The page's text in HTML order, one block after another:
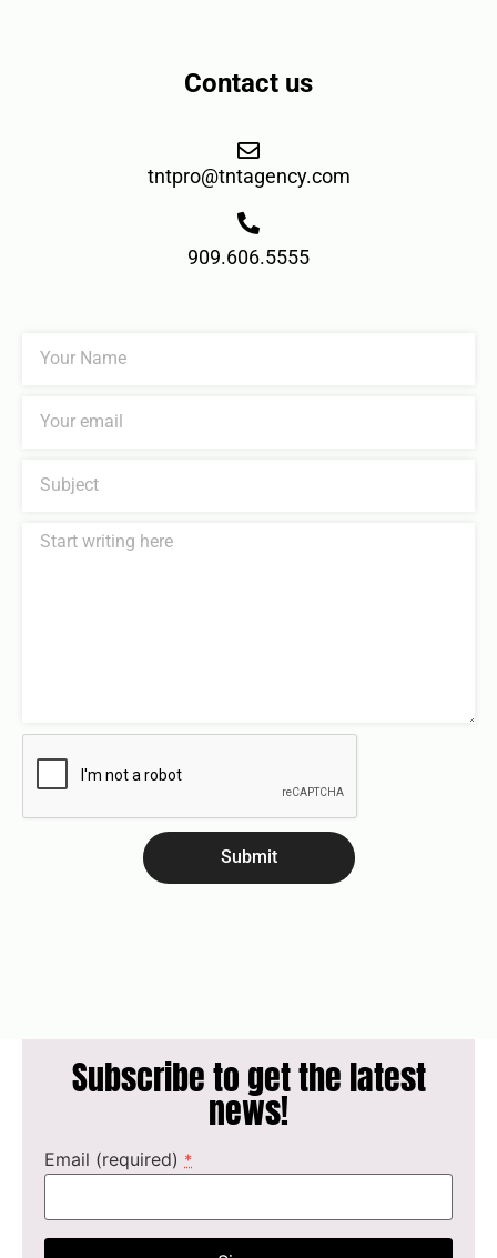
Contact us
tntpro@tntagency.com
909.606.5555
Submit
Subscribe to get the latest
news!
Email (required) *